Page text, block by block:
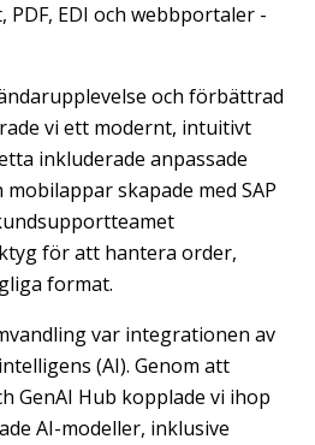
EDI och webbportaler -
och förbättrad
vi ett modernt, intuitivt
inkluderade anpassade
skapade med SAP
för att hantera order,
format.
var integrationen av
(AI). Genom att
GenAI Hub kopplade vi ihop
AI-modeller, inklusive